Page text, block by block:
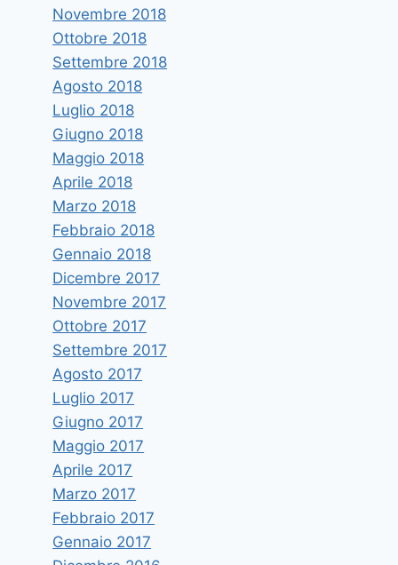
Novembre 2018
Ottobre 2018
Settembre 2018
Agosto 2018
Luglio 2018
Giugno 2018
Maggio 2018
Aprile 2018
Marzo 2018
Febbraio 2018
Gennaio 2018
Dicembre 2017
Novembre 2017
Ottobre 2017
Settembre 2017
Agosto 2017
Luglio 2017
Giugno 2017
Maggio 2017
Aprile 2017
Marzo 2017
Febbraio 2017
Gennaio 2017